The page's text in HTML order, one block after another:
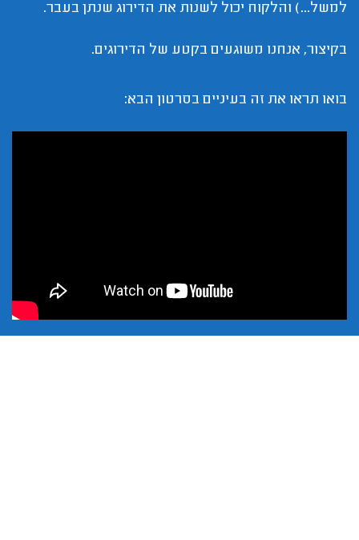
למשל...) והלקוח יכול לשנות את הדירוג שנתן בעבר.
בקיצור, אנחנו משוגעים בקטע של הדירוגים.
בואו תראו את זה בעיניים בסרטון הבא: